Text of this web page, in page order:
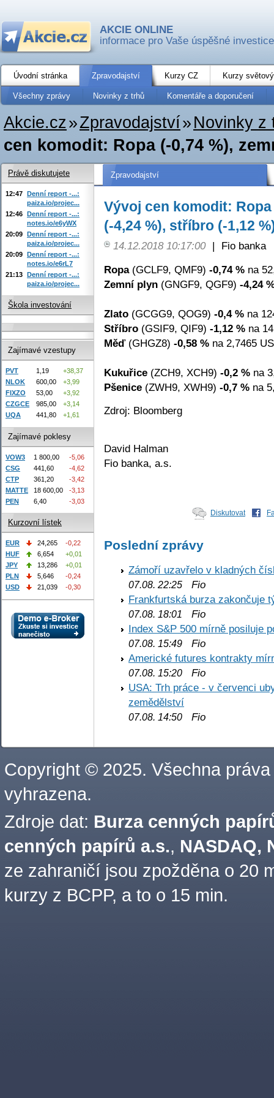
AKCIE ONLINE
informace pro Vaše úspěšné investice
Úvodní stránka Zpravodajství Kurzy CZ Kurzy
Všechny zprávy Novinky z trhů Komentáře a doporučení
Akcie.cz»Zpravodajství» Novinky z
cen komodit: Ropa (-0,74 %),
Zpravodajství
Vývoj cen komodit:
(-4,24 %), stříbro (-1,12
14.12.2018 10:17:00 |
Fio banka
Ropa(GCLF9, QMF9) -0,74 % na
Zemní plyn (GNGF9, QGF9) -4,24
Zlato (GCGG9, QOG9) -0,4 % na
Stříbro (GSIF9, QIF9) -1,12 % na
Měď(GHGZ8) -0,58 % na 2,7465
Kukuřice (ZCH9, XCH9) -0,2 % na
Pšenice (ZWH9, XWH9) -0,7 % na
Zdroj: Bloomberg
David Halman
Fio banka, a.s.
Diskutovat
Poslední zprávy
Zámoří uzavřelo v kladných
07.08. 22:25 Fio
Frankfurtská burza zakončuje
07.08. 18:01
Fio
Index S&P 500 mírně posiluje
07.08. 15:49 Fio
Americké futures kontrakty
07.08. 15:20 Fio
USA: Trh práce - v červenci
zemědělství
07.08. 14:50 Fio
Právě diskutujete
12:47 Denní report -...:
paiza.io/projec...
12:46 Denní report -...:
notes.io/e6yWX
20:09 Denní report -...:
paiza.io/projec...
20:09 Denní report -...:
notes.io/e6rL7
21:13 Denní report -...:
paiza.io/projec...
Škola investování
Zajímavé vzestupy
PVT 1,19
+38,37
NLOK
600,00
+3,99
FIXZO
53,00
+3,92
CZGCE
985,00
+3,14
UQA
441,80 +1,61
Zajímavé poklesy
VOW3 1 800,00
-5,06
CSG
441,60
-4,62
CTP
361,20
-3,42
MATTE
18 600,00
-3,13
PEN
6,40 -3,03
Kurzovní lístek
EUR 24,265
-0,22
HUF
6,654
+0,01
JPY
13,286
+0,01
PLN
5,646
-0,24
USD
21,039 -0,30
Copyright © 2025. Všechna práva
vyhrazena.
Zdroje dat: Burza cenných
cenných papírů a.s., NASDAQ,
ze zahraničí jsou zpožděna o 20
kurzy z BCPP, a to o 15 min.